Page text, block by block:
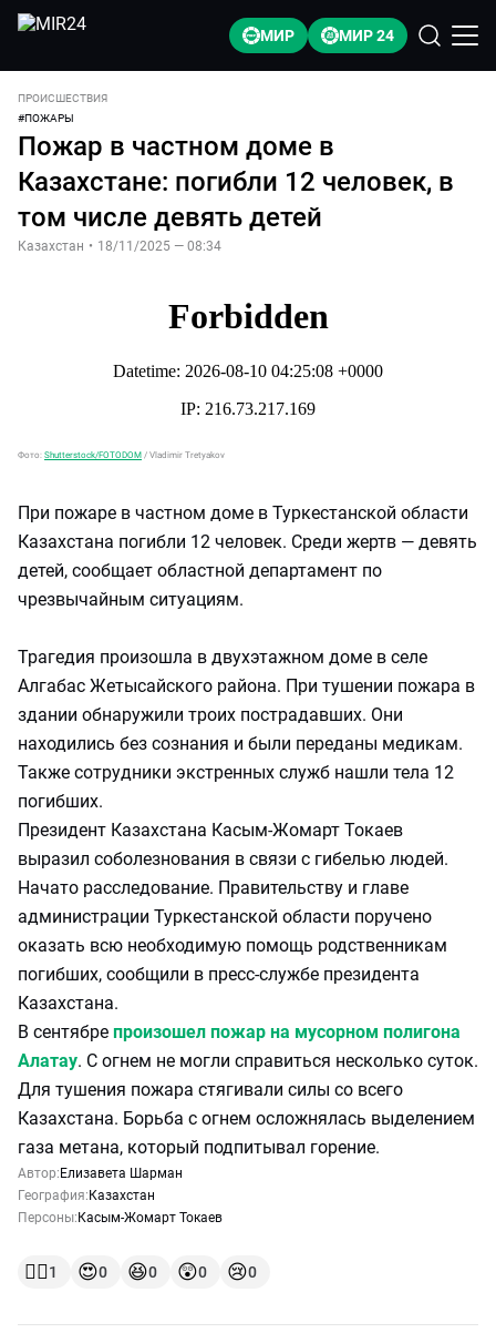
МИР МИР 24
ПРОИСШЕСТВИЯ
#ПОЖАРЫ
Пожар в частном доме в
Казахстане: погибли 12 человек, в
том числе девять детей
Казахстан • 18/11/2025 — 08:34
Фото: Shutterstock/FOTODOM / Vladimir Tretyakov
При пожаре в частном доме в Туркестанской области
Казахстана погибли 12 человек. Среди жертв — девять
детей, сообщает областной департамент по
чрезвычайным ситуациям.
Трагедия произошла в двухэтажном доме в селе
Алгабас Жетысайского района. При тушении пожара в
здании обнаружили троих пострадавших. Они
находились без сознания и были переданы медикам.
Также сотрудники экстренных служб нашли тела 12
погибших.
Президент Казахстана Касым-Жомарт Токаев
выразил соболезнования в связи с гибелью людей.
Начато расследование. Правительству и главе
администрации Туркестанской области поручено
оказать всю необходимую помощь родственникам
погибших, сообщили в пресс-службе президента
Казахстана.
В сентябре произошел пожар на мусорном полигона
Алатау. С огнем не могли справиться несколько суток.
Для тушения пожара стягивали силы со всего
Казахстана. Борьба с огнем осложнялась выделением
газа метана, который подпитывал горение.
Автор: Елизавета Шарман
География: Казахстан
Персоны: Касым-Жомарт Токаев
👍🏻1 😍0 😆0 😲0 😢0